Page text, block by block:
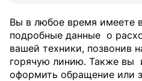
Вы в любое время имеете
подробные данные о
вашей техники, позвонив
горячую линию. Также вы
оформить обращение или